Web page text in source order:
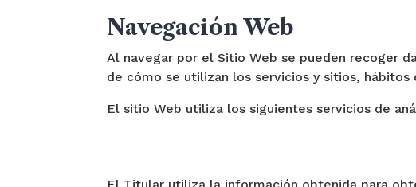
Navegación Web
Al navegar por el Sitio Web se pueden recoger
de cómo se utilizan los servicios y sitios,
El sitio Web utiliza los siguientes servicios de